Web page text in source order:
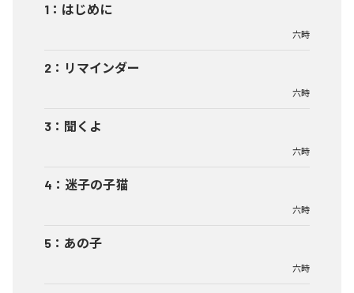
1 ： はじめに
六時
2 ： リマインダー
六時
3 ： 聞くよ
六時
4 ： 迷子の子猫
六時
5 ： あの子
六時